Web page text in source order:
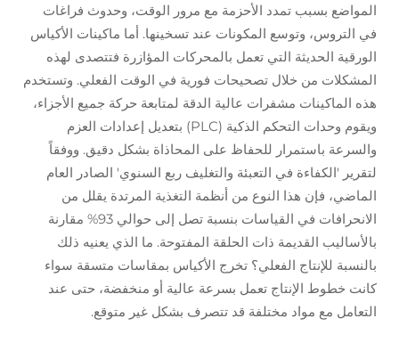
المواضع بسبب تمدد الأحزمة مع مرور الوقت، وحدوث فراغات
في التروس، وتوسع المكونات عند تسخينها. أما ماكينات الأكياس
الورقية الحديثة التي تعمل بالمحركات المؤازرة فتتصدى لهذه
المشكلات من خلال تصحيحات فورية في الوقت الفعلي. وتستخدم
هذه الماكينات مشفرات عالية الدقة لمتابعة حركة جميع الأجزاء،
ويقوم وحدات التحكم الذكية (PLC) بتعديل إعدادات العزم
والسرعة باستمرار للحفاظ على المحاذاة بشكل دقيق. ووفقاً
لتقرير 'الكفاءة في التعبئة والتغليف ربع السنوي' الصادر العام
الماضي، فإن هذا النوع من أنظمة التغذية المرتدة يقلل من
الانحرافات في القياسات بنسبة تصل إلى حوالي 93% مقارنة
بالأساليب القديمة ذات الحلقة المفتوحة. ما الذي يعنيه ذلك
بالنسبة للإنتاج الفعلي؟ تخرج الأكياس بمقاسات متسقة سواء
كانت خطوط الإنتاج تعمل بسرعة عالية أو منخفضة، حتى عند
التعامل مع مواد مختلفة قد تتصرف بشكل غير متوقع.